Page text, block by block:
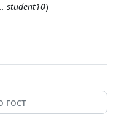
student10)
гост